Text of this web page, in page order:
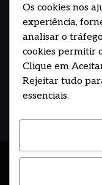
Concorde
© 2026
Os cookies nos
experiência,
analisar o
cookies permitir
Clique em
Rejeitar tudo
essenciais.